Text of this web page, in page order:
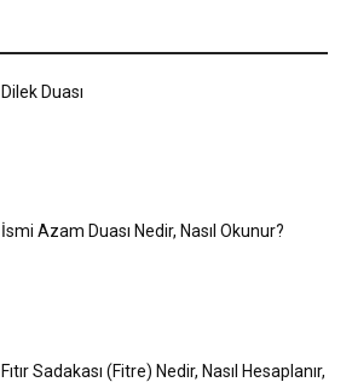
Dilek Duası
İsmi Azam Duası Nedir, Nasıl Okunur?
Fıtır Sadakası (Fitre) Nedir, Nasıl Hesaplanır,